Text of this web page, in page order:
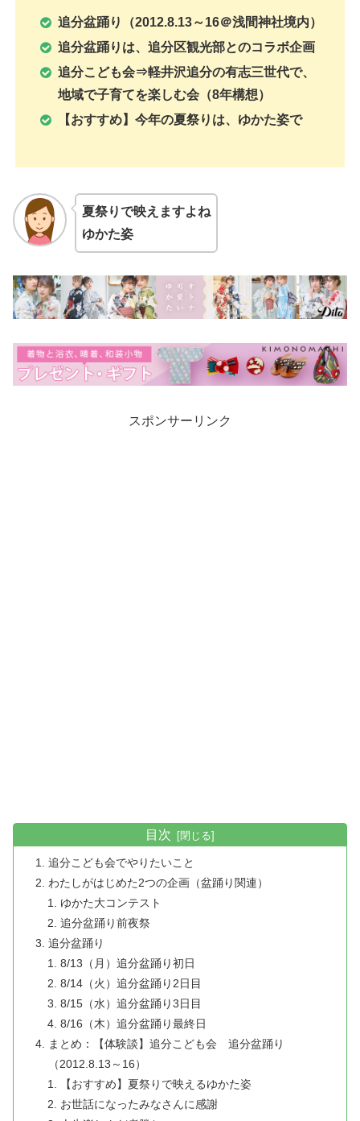
追分盆踊り（2012.8.13～16＠浅間神社境内）
追分盆踊りは、追分区観光部とのコラボ企画
追分こども会⇒軽井沢追分の有志三世代で、
地域で子育てを楽しむ会（8年構想）
【おすすめ】今年の夏祭りは、ゆかた姿で
夏祭りで映えますよね
ゆかた姿
スポンサーリンク
目次
追分こども会でやりたいこと
わたしがはじめた2つの企画（盆踊り関連）
ゆかた大コンテスト
追分盆踊り前夜祭
追分盆踊り
8/13（月）追分盆踊り初日
8/14（火）追分盆踊り2日目
8/15（水）追分盆踊り3日目
8/16（木）追分盆踊り最終日
まとめ：【体験談】追分こども会 追分盆踊り
（2012.8.13～16）
【おすすめ】夏祭りで映えるゆかた姿
お世話になったみなさんに感謝